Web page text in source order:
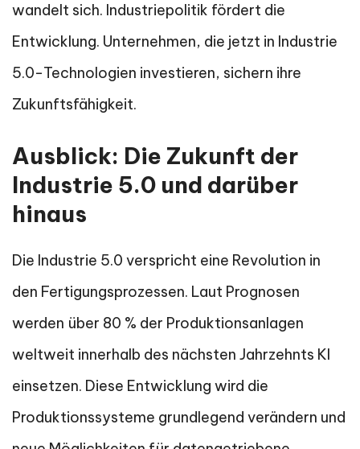
wandelt sich. Industriepolitik fördert die
Entwicklung. Unternehmen, die jetzt in Industrie
5.0-Technologien investieren, sichern ihre
Zukunftsfähigkeit.
Ausblick: Die Zukunft der
Industrie 5.0 und darüber
hinaus
Die Industrie 5.0 verspricht eine Revolution in
den Fertigungsprozessen. Laut Prognosen
werden über 80 % der Produktionsanlagen
weltweit innerhalb des nächsten Jahrzehnts KI
einsetzen. Diese Entwicklung wird die
Produktionssysteme grundlegend verändern und